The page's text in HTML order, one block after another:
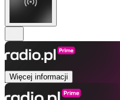
Więcej informacji